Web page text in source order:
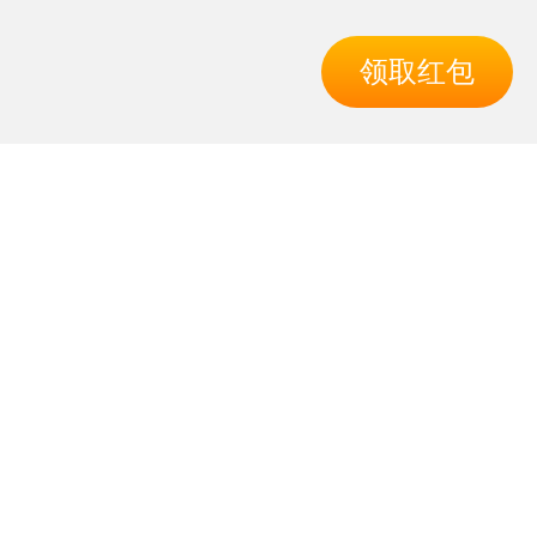
领取红包